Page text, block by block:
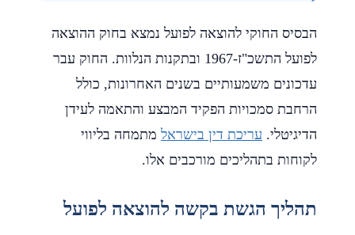
הבסיס החוקי להוצאה לפועל נמצא בחוק ההוצאה
לפועל התשכ"ז-1967 ובתקנות הנלוות. החוק עבר
עדכונים משמעותיים בשנים האחרונות, כולל
הרחבת סמכויות הפקיד המבצע והתאמה לעידן
הדיגיטלי. עריכת דין בישראל מתמחה בליווי
לקוחות בתהליכים מורכבים אלו.
תהליך הגשת בקשה להוצאה לפועל